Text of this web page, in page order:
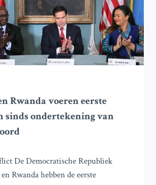
Rwanda voeren eerste
sinds ondertekening van
De Democratische Republiek
Rwanda hebben de eerste